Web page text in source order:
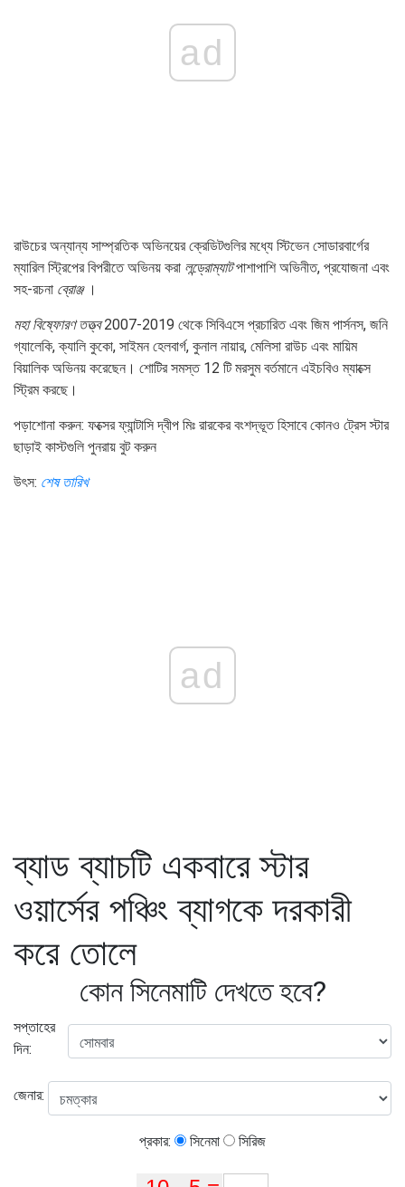
ad
রাউচের অন্যান্য সাম্প্রতিক অভিনয়ের ক্রেডিটগুলির মধ্যে স্টিভেন সোডারবার্গের
ম্যারিল স্ট্রিপের বিপরীতে অভিনয় করা লন্ড্রোম্যাটপাশাপাশি অভিনীত, প্রযোজনা এবং
সহ-রচনা ব্রোঞ্জ।
মহা বিষ্ফোরণ তত্ত্ব2007-2019 থেকে সিবিএসে প্রচারিত এবং জিম পার্সনস, জনি
গ্যালেকি, ক্যালি কুকো, সাইমন হেলবার্গ, কুনাল নায়ার, মেলিসা রাউচ এবং মায়িম
বিয়ালিক অভিনয় করেছেন। শোটির সমস্ত 12 টি মরসুম বর্তমানে এইচবিও ম্যাক্সে
স্ট্রিম করছে।
পড়াশোনা করুন: ফক্সের ফ্যান্টাসি দ্বীপ মিঃ রারকের বংশদ্ভূত হিসাবে কোনও ট্রেস স্টার
ছাড়াই কাস্টগুলি পুনরায় বুট করুন
উৎস: শেষ তারিখ
ad
ব্যাড ব্যাচটি একবারে স্টার
ওয়ার্সের পঞ্চিং ব্যাগকে দরকারী
করে তোলে
কোন সিনেমাটি দেখতে হবে?
সপ্তাহের
দিন:
জেনার:
প্রকার: সিনেমা সিরিজ